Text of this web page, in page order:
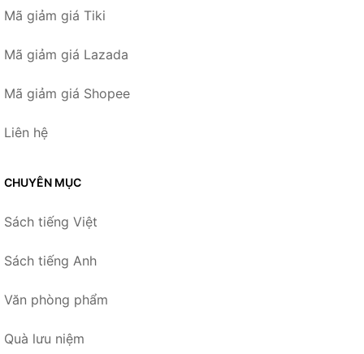
Mã giảm giá Tiki
Mã giảm giá Lazada
Mã giảm giá Shopee
Liên hệ
CHUYÊN MỤC
Sách tiếng Việt
Sách tiếng Anh
Văn phòng phẩm
Quà lưu niệm